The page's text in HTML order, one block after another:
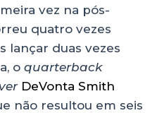
vez na pós-
quatro vezes
lançar duas vezes
o quarterback
DeVonta Smith
não resultou em seis